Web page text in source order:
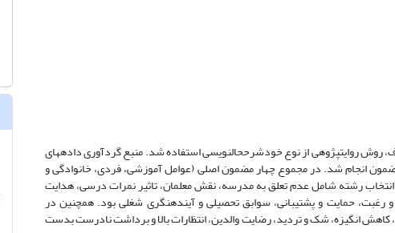
روش روایت­پژوهی از نوع خودشرح­حال­نویسی استفاده شد.منبع گردآوری داده­های
انجام شد. در مجموع چهار مضمون اصلی (عواملآموزشی، فردی، خانوادگی و
رشته شامل عدم تعلق به مدرسه،نقش معلمان،تاثیر نمرات درسی،هدایت
و رغبت، حمایت و پشتیبانی، سوابق تحصیلیوآینده­نگری شغلی بود. هم­چنین در
،کاهش انگیزه،شک و تردید،رضایت والدین،انتظارات بالاوبرداشت نادرست بدست